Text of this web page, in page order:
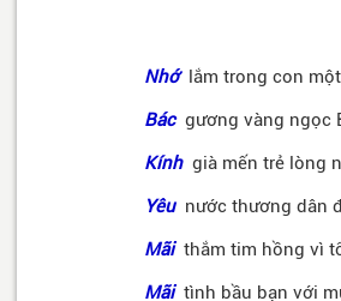
Nhớ
lắm trong con
Bác gương vàng ngọc
Kính già mến trẻ lòng
Yêu nước thương dân
Mãi thắm tim hồng vì
Mãi tình bầu bạn với